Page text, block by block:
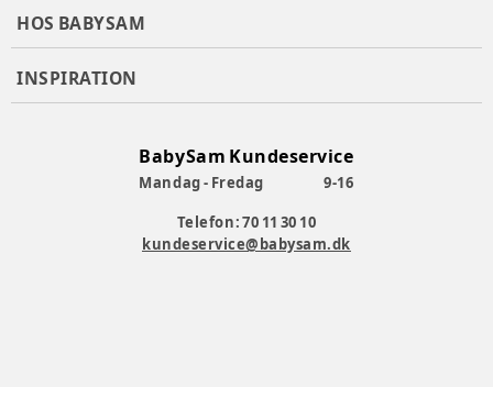
HOS BABYSAM
INSPIRATION
BabySam Kundeservice
Mandag - Fredag
9-16
Telefon: 70 11 30 10
kundeservice@babysam.dk